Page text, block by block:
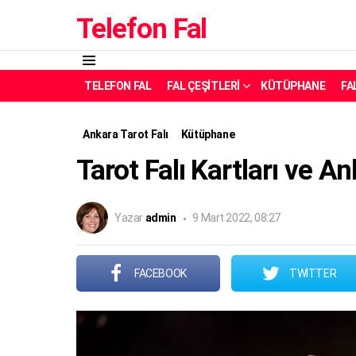
Telefon Fal
Menü
TELEFON FAL FAL ÇEŞITLERI KÜTÜPHANE
Ankara Tarot Falı Kütüphane
Tarot Falı Kartları ve
Yazar admin 9 Mart 2022, 08:27
FACEBOOK TWITTER